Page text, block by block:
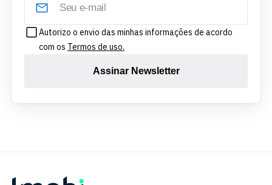
Autorizo o envio das minhas informações de acordo
com os Termos de uso.
Assinar Newsletter